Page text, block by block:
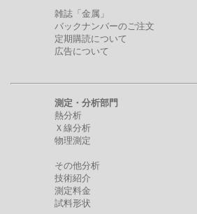
雑誌「金属」
バックナンバーのご注文
定期購読について
広告について
測定・分析部門
熱分析
Ｘ線分析
物理測定
その他分析
技術紹介
測定料金
試料形状